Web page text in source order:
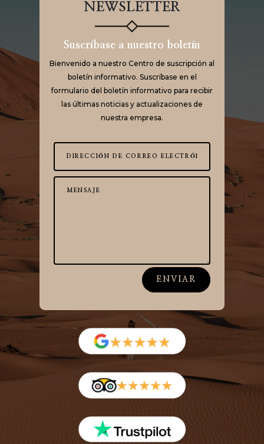
NEWSLETTER
Suscríbase a nuestro boletín
Bienvenido a nuestro Centro de suscripción al
boletín informativo. Suscríbase en el
formulario del boletín informativo para recibir
las últimas noticias y actualizaciones de
nuestra empresa.
ENVIAR